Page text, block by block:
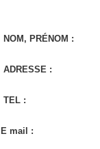
NOM, PRÉNOM :
ADRESSE :
TEL :
E mail :